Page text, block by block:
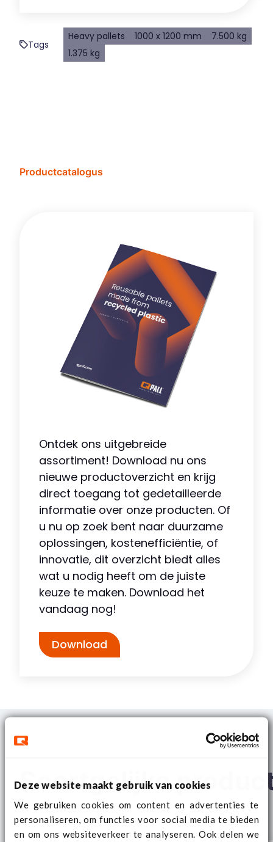
Deze website maakt gebruik van cookies
We gebruiken cookies om content en advertenties te
personaliseren, om functies voor social media te bieden
en om ons websiteverkeer te analyseren. Ook delen we
Tags
Heavy pallets 1000 x 1200 mm
7.500 kg
1.375 kg
Productcatalogus
Ontdek ons uitgebreide
assortiment! Download nu ons
nieuwe productoverzicht en krijg
direct toegang tot gedetailleerde
informatie over onze producten. Of
u nu op zoek bent naar duurzame
oplossingen, kostenefficiëntie, of
innovatie, dit overzicht biedt alles
wat u nodig heeft om de juiste
keuze te maken. Download het
vandaag nog!
Download
Soortgelijke